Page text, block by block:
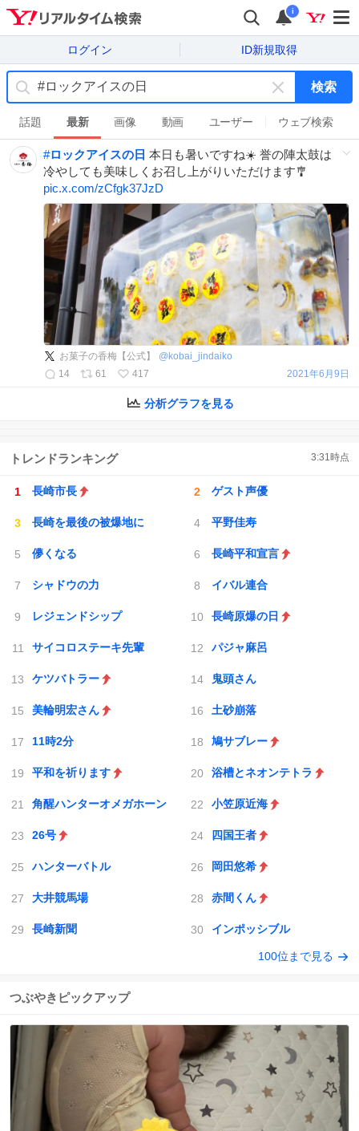
i
ログイン ID新規取得
キ
ー
ワ
ー
ド
消
す
検索
話題 最新 画像 動画 ユーザー ウェブ検索
#ロックアイスの日 本日も暑いですね☀️ 誉の陣太鼓は
冷やしても美味しくお召し上がりいただけます🎐
pic.x.com/zCfgk37JzD
お菓子の香梅【公式】 @ kobai_jindaiko
14
61 417 2021年6月9日
分析グラフを見る
トレンドランキング 3:31時点
長崎市長 ゲスト声優
長崎を最後の被爆地に 平野佳寿
儚くなる 長崎平和宣言
シャドウの力 イバル連合
レジェンドシップ 長崎原爆の日
サイコロステーキ先輩 パジャ麻呂
ケツバトラー 鬼頭さん
美輪明宏さん 土砂崩落
11時2分 鳩サブレー
平和を祈ります 浴槽とネオンテトラ
角醒ハンターオメガホーン 小笠原近海
26号 四国王者
ハンターバトル 岡田悠希
大井競馬場 赤間くん
長崎新聞 インポッシブル
100位まで見る
つぶやきピックアップ